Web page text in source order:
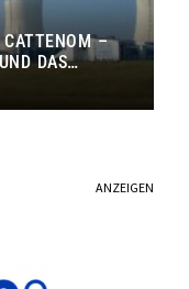
CATTENOM –
DAS
ANZEIGEN